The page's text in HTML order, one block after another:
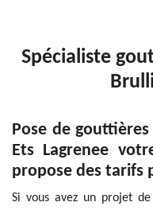
Spécialiste
Pose de
Ets Lagrenee
propose des tarifs
Si vous avez un projet